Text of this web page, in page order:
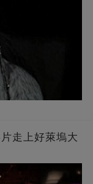
走上好萊塢大